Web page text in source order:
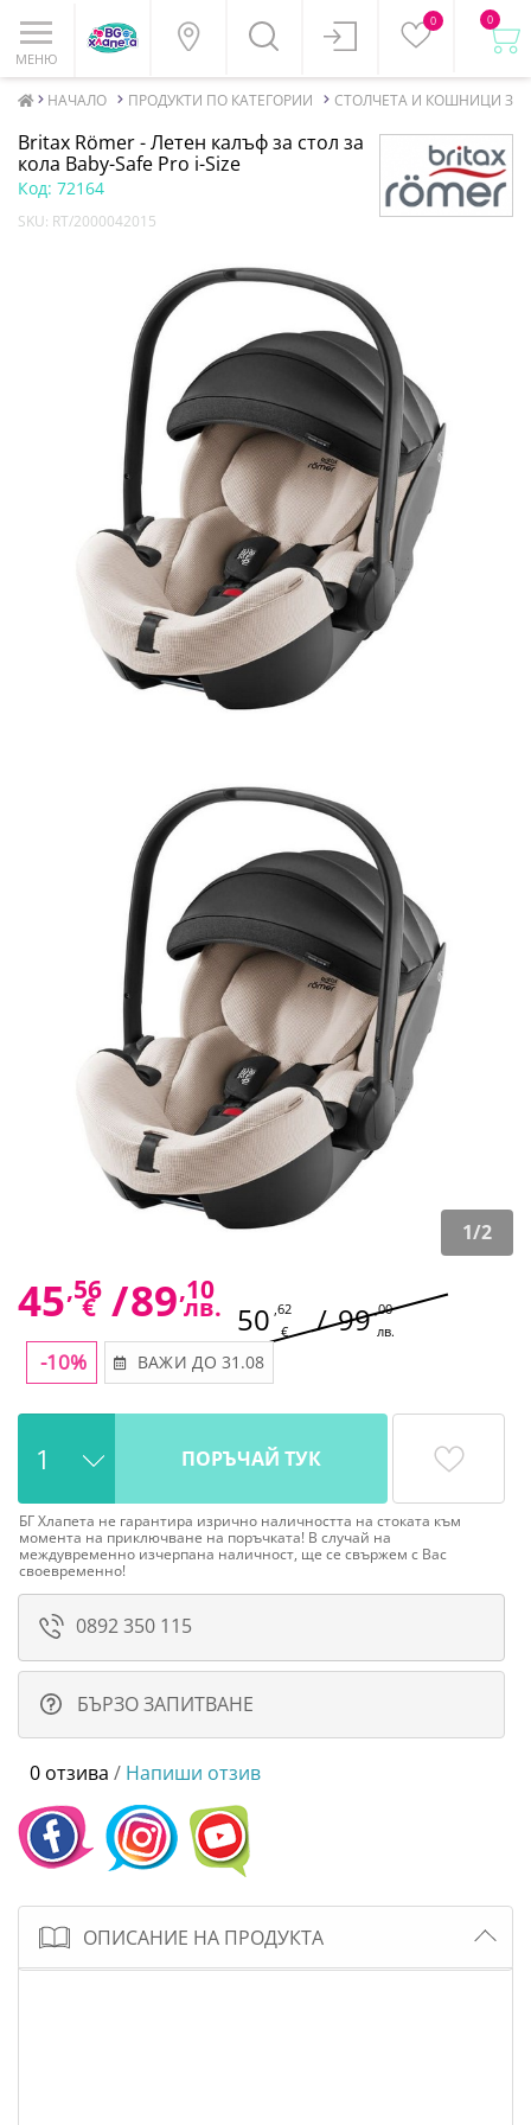
МЕНЮ
0 0
НАЧАЛО ПРОДУКТИ ПО КАТЕГОРИИ СТОЛЧЕТА И КОШНИЦИ ЗА
Britax Römer - Летен калъф за стол за
кола Baby-Safe Pro i-Size
Код: 72164
SKU: RT/2000042015
1/2
45,56
€/89,10
лв. 50 ,62
€
/99 ,00
лв.
-10% ВАЖИ ДО 31.08
ПОРЪЧАЙ ТУК
БГ Хлапета не гарантира изрично наличността на стоката към
момента на приключване на поръчката! В случай на
междувременно изчерпана наличност, ще се свържем с Вас
своевременно!
0892 350 115
БЪРЗО ЗАПИТВАНЕ
0 отзива / Напиши отзив
ОПИСАНИЕ НА ПРОДУКТА